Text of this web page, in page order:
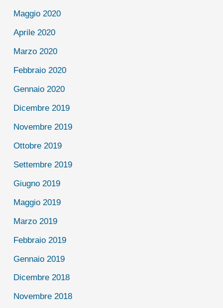
Maggio 2020
Aprile 2020
Marzo 2020
Febbraio 2020
Gennaio 2020
Dicembre 2019
Novembre 2019
Ottobre 2019
Settembre 2019
Giugno 2019
Maggio 2019
Marzo 2019
Febbraio 2019
Gennaio 2019
Dicembre 2018
Novembre 2018